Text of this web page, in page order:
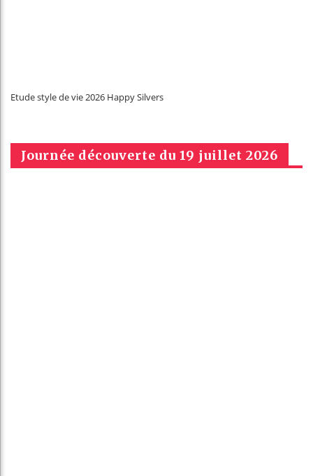
Etude style de vie 2026 Happy Silvers
Journée découverte du 19 juillet 2026